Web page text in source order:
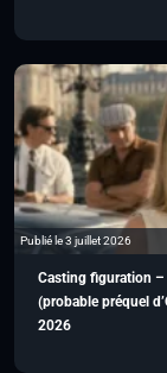
Publié le 3 juillet 2026
Casting figuration –
(probable préquel
2026